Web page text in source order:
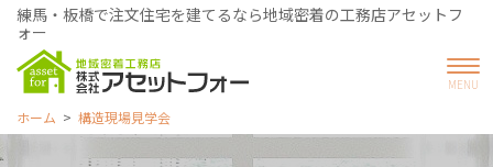
練馬・板橋で注文住宅を建てるなら地域密着の工務店アセットフ
ォー
ホーム 構造現場見学会